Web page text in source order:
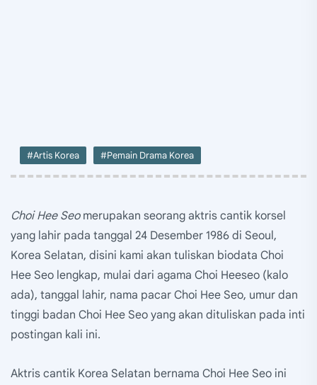
#Artis Korea #Pemain Drama Korea
Choi Hee Seomerupakan seorang aktris cantik korsel
yang lahir pada tanggal 24 Desember 1986 di Seoul,
Korea Selatan, disini kami akan tuliskan biodata Choi
Hee Seo lengkap, mulai dari agama Choi Heeseo (kalo
ada), tanggal lahir, nama pacar Choi Hee Seo, umur dan
tinggi badan Choi Hee Seo yang akan dituliskan pada inti
postingan kali ini.
Aktris cantik Korea Selatan bernama Choi Hee Seo ini